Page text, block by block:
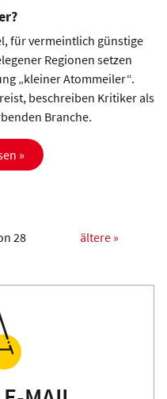
für vermeintlich günstige
Regionen setzen
„kleiner Atommeiler“.
beschreiben Kritiker als
Branche.
»
28 ältere »